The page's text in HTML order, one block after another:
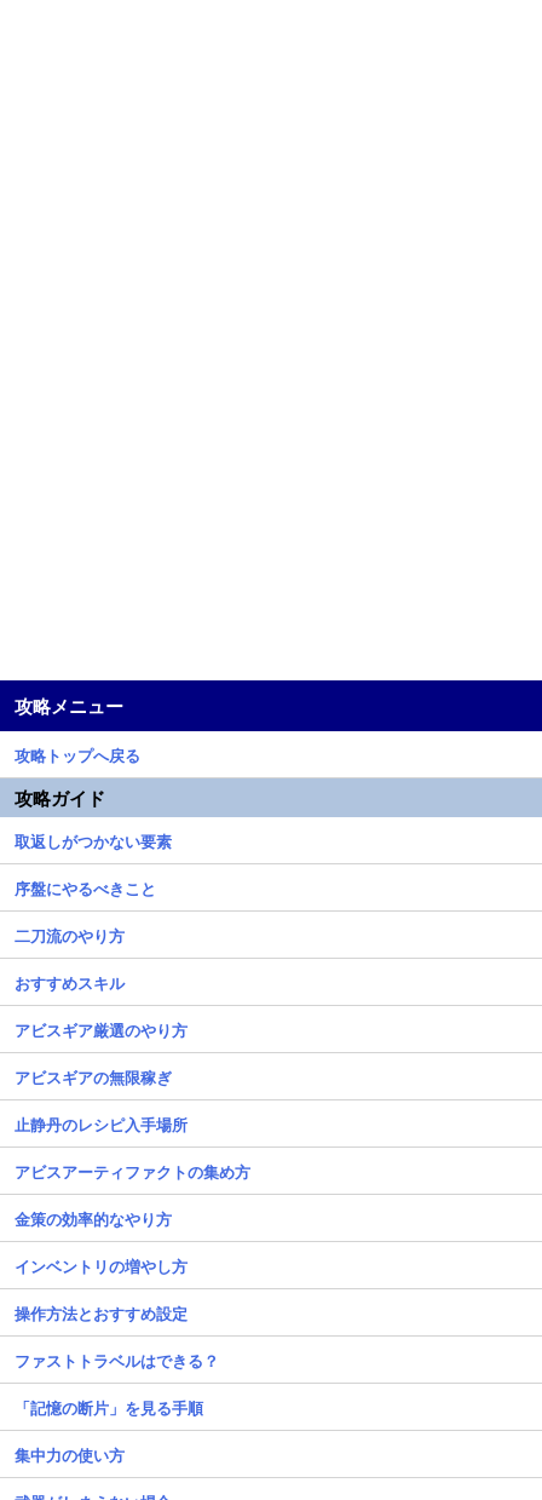
攻略メニュー
攻略トップへ戻る
攻略ガイド
取返しがつかない要素
序盤にやるべきこと
二刀流のやり方
おすすめスキル
アビスギア厳選のやり方
アビスギアの無限稼ぎ
止静丹のレシピ入手場所
アビスアーティファクトの集め方
金策の効率的なやり方
インベントリの増やし方
操作方法とおすすめ設定
ファストトラベルはできる？
「記憶の断片」を見る手順
集中力の使い方